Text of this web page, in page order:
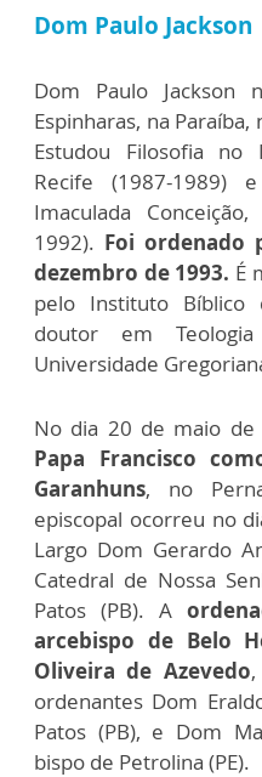
Dom Paulo Jackson
Dom Paulo Jackson
Espinharas, na
Estudou Filosofia
Recife (1987-1989)
Imaculada
1992). Foi ordenado
dezembro de 1993. É
pelo Instituto Bíblico
doutor em
Universidade
No dia 20 de maio de
Papa Francisco
Garanhuns, no
episcopal ocorreu no
Largo Dom Gerardo
Catedral de Nossa
Patos (PB). A
arcebispo de Belo
Oliveira de Azevedo
ordenantes Dom
Patos (PB), e Dom
bispo de Petrolina (PE).